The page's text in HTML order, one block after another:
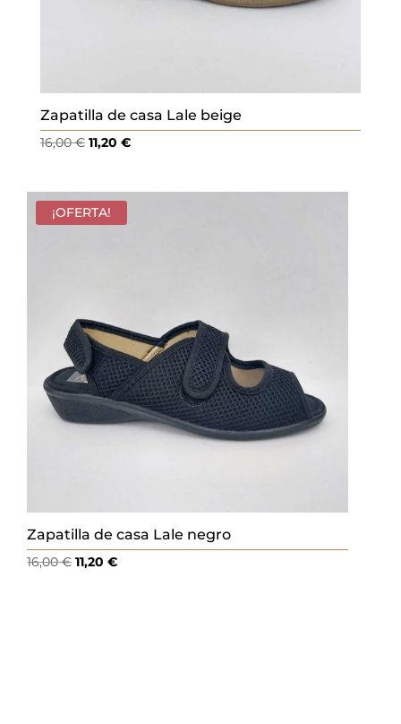
Zapatilla de casa Lale beige
16,00€ El
original
era:
11,20 €El
actual
¡OFERTA!
Zapatilla de casa Lale negro
16,00€El
11,20€El